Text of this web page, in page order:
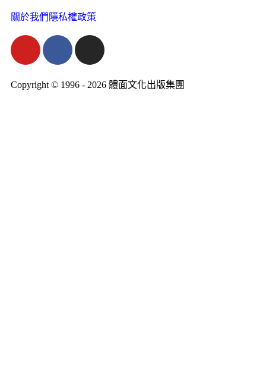
關於我們 隱私權政策
Copyright © 1996 - 2026 體面文化出版集團